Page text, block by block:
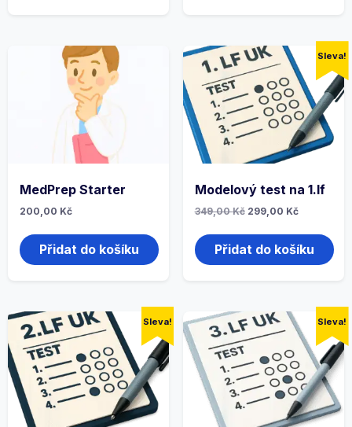
MedPrep Starter
200,00 Kč
Přidat do košíku
Sleva!
Modelový test na 1.lf
349,00Kč 299,00 Kč
Přidat do košíku
Sleva! Sleva!